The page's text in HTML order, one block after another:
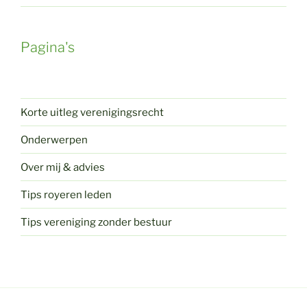
Pagina's
Korte uitleg verenigingsrecht
Onderwerpen
Over mij & advies
Tips royeren leden
Tips vereniging zonder bestuur